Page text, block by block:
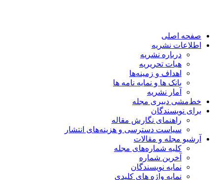
صفحه اصلی
اطلاعات نشریه
درباره نشریه
هیات تحریریه
اهداف و زمینه‌ها
بانک ها و نمایه نامه ها
آمار نشریه
خط‌مشی دبیری مجله
برای نویسندگان
راهنمای نگارش مقاله
سیاست دسترسی و هزینه‌های انتشار
آرشیو مجله و مقالات
کلیه شماره‌های مجله
آخرین شماره
نمایه نویسندگان
نمایه واژه های کلیدی